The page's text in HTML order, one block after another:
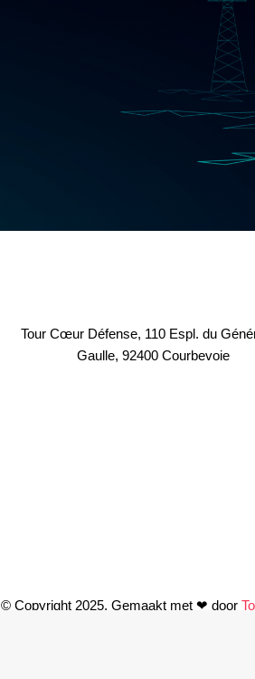
Tour Cœur Défense, 110 Espl. du
Gaulle, 92400 Courbevoie
© Copyright 2025. Gemaakt met ❤ door